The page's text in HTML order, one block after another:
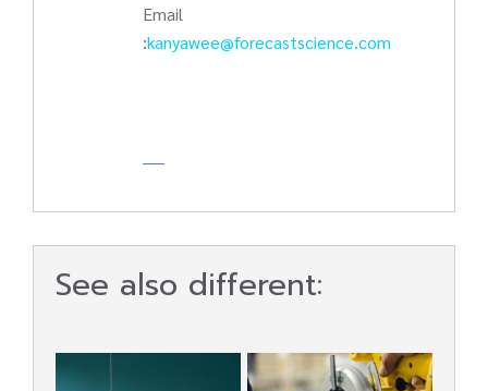
Email
:kanyawee@forecastscience.com
See also different: